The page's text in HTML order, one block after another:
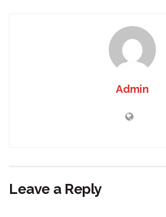
Admin
Leave a Reply